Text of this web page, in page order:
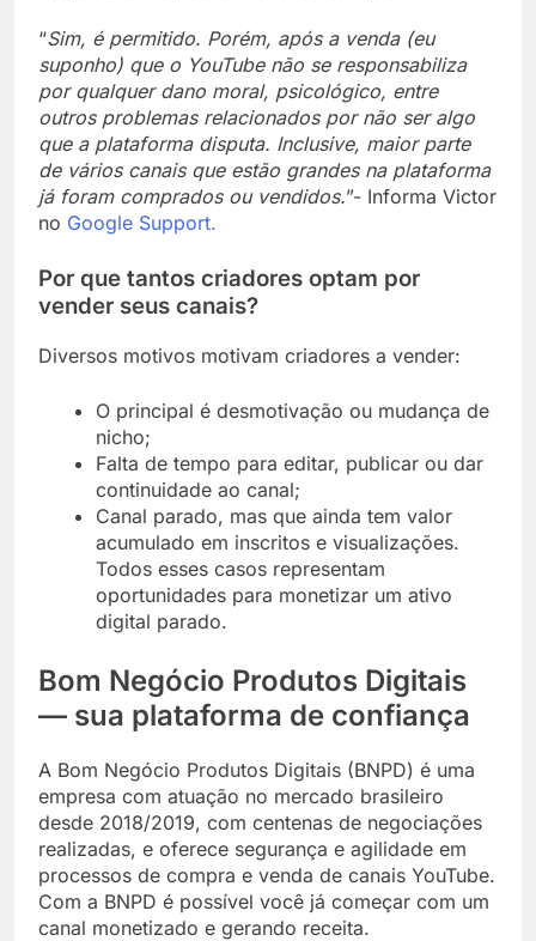
“Sim, é permitido. Porém, após a venda (eu
suponho) que o YouTube não se responsabiliza
por qualquer dano moral, psicológico, entre
outros problemas relacionados por não ser algo
que a plataforma disputa. Inclusive, maior parte
de vários canais que estão grandes na plataforma
já foram comprados ou vendidos.”- Informa Victor
no Google Support.
Por que tantos criadores optam por
vender seus canais?
Diversos motivos motivam criadores a vender:
O principal é desmotivação ou mudança de
nicho;
Falta de tempo para editar, publicar ou dar
continuidade ao canal;
Canal parado, mas que ainda tem valor
acumulado em inscritos e visualizações.
Todos esses casos representam
oportunidades para monetizar um ativo
digital parado.
Bom Negócio Produtos Digitais
— sua plataforma de confiança
A Bom Negócio Produtos Digitais (BNPD) é uma
empresa com atuação no mercado brasileiro
desde 2018/2019, com centenas de negociações
realizadas, e oferece segurança e agilidade em
processos de compra e venda de canais YouTube.
Com a BNPD é possível você já começar com um
canal monetizado e gerando receita.